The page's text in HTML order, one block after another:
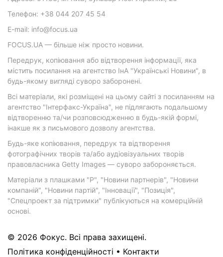
Телефон: +38 044 207 45 54
E-mail: info@focus.ua
FOCUS.UA — більше ніж просто новини.
Передрук, копіювання або відтворення інформації, яка
містить посилання на агентство ІнА "Українські Новини", в
будь-якому вигляді суворо заборонені.
Всі матеріали, які розміщені на цьому сайті з посиланням на
агентство "Інтерфакс-Україна", не підлягають подальшому
відтворенню та/чи розповсюдженню в будь-якій формі,
інакше як з письмового дозволу агентства.
Будь-яке копіювання, передрук та відтворення
фотографічних творів та/або аудіовізуальних творів
правовласника Getty Images — суворо забороняється.
Матеріали з плашками "Р", "Новини партнерів", "Новини
компаній", "Новини партій", "Інновації", "Позиція",
"Спецпроект за підтримки" публікуються на комерційній
основі.
© 2026 Фокус. Всі права захищені.
Політика конфіденційності • Контакти